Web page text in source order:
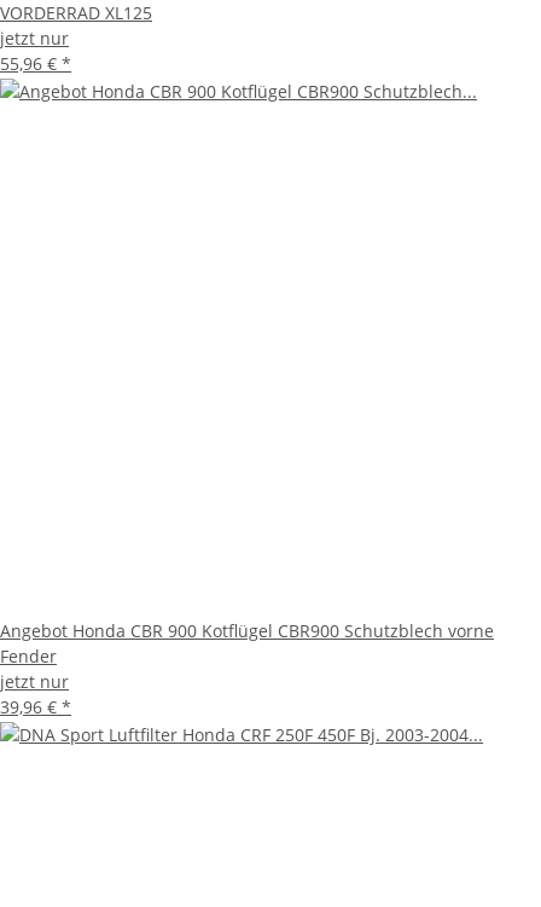
VORDERRAD XL125
jetzt nur
55,96 € *
Angebot Honda CBR 900 Kotflügel CBR900 Schutzblech vorne
Fender
jetzt nur
39,96 € *